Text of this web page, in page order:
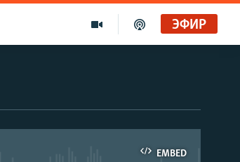
ЭФИР
EMBED